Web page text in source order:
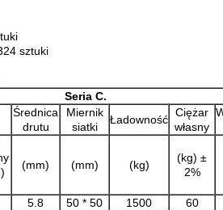
sztuki
Seria C.
Średnica
drutu
Miernik
siatki
Ładowność
Ciężar
własny
(mm) (mm) (kg)
(kg) ±
2%
5.8 50 * 50 1500 60